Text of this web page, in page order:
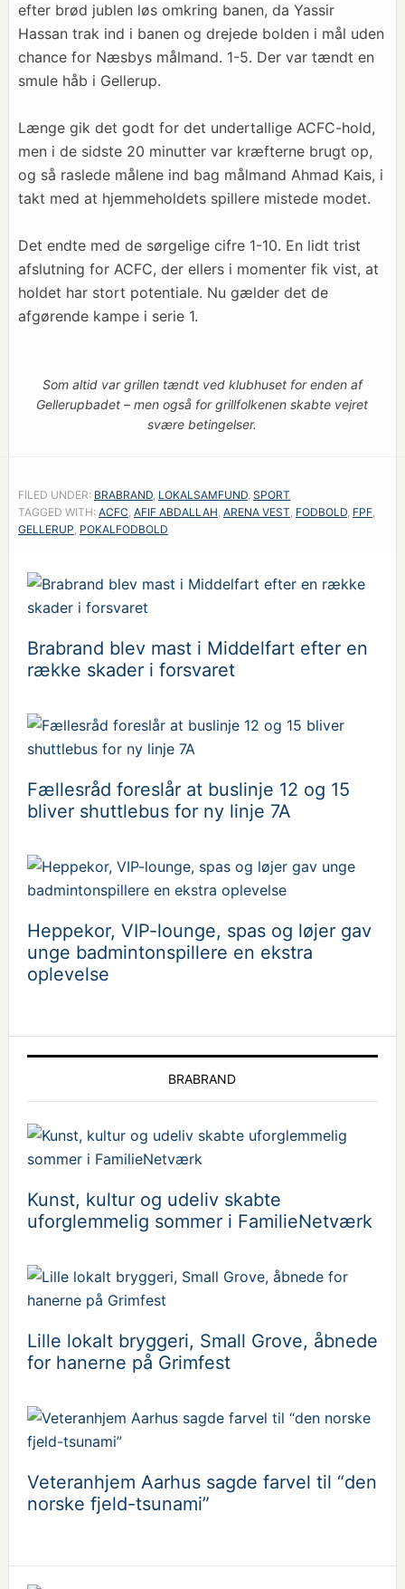
efter brød jublen løs omkring banen, da Yassir
Hassan trak ind i banen og drejede bolden i mål uden
chance for Næsbys målmand. 1-5. Der var tændt en
smule håb i Gellerup.
Længe gik det godt for det undertallige ACFC-hold,
men i de sidste 20 minutter var kræfterne brugt op,
og så raslede målene ind bag målmand Ahmad Kais, i
takt med at hjemmeholdets spillere mistede modet.
Det endte med de sørgelige cifre 1-10. En lidt trist
afslutning for ACFC, der ellers i momenter fik vist, at
holdet har stort potentiale. Nu gælder det de
afgørende kampe i serie 1.
Som altid var grillen tændt ved klubhuset for enden af
Gellerupbadet – men også for grillfolkenen skabte vejret
svære betingelser.
FILED UNDER: BRABRAND, LOKALSAMFUND, SPORT
TAGGED WITH: ACFC, AFIF ABDALLAH, ARENA VEST, FODBOLD, FPF,
GELLERUP, POKALFODBOLD
Brabrand blev mast i Middelfart efter en
række skader i forsvaret
Fællesråd foreslår at buslinje 12 og 15
bliver shuttlebus for ny linje 7A
Heppekor, VIP-lounge, spas og løjer gav
unge badmintonspillere en ekstra
oplevelse
BRABRAND
Kunst, kultur og udeliv skabte
uforglemmelig sommer i FamilieNetværk
Lille lokalt bryggeri, Small Grove, åbnede
for hanerne på Grimfest
Veteranhjem Aarhus sagde farvel til “den
norske fjeld-tsunami”